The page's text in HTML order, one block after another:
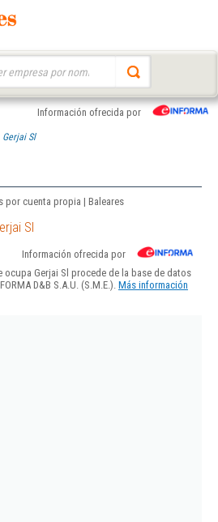
Información ofrecida por
Gerjai Sl
por cuenta propia | Baleares
Sl
Información ofrecida por
ocupa Gerjai Sl procede de la base de datos
D&B S.A.U. (S.M.E.). Más información